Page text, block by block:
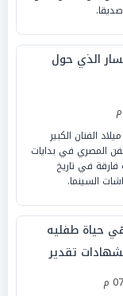
صديقا.
الذي حول
ذكرى ميلاد الفنان الكبير
المصري في بدايات
في تاريخ
السينما.
حياة طفليه
تقدير